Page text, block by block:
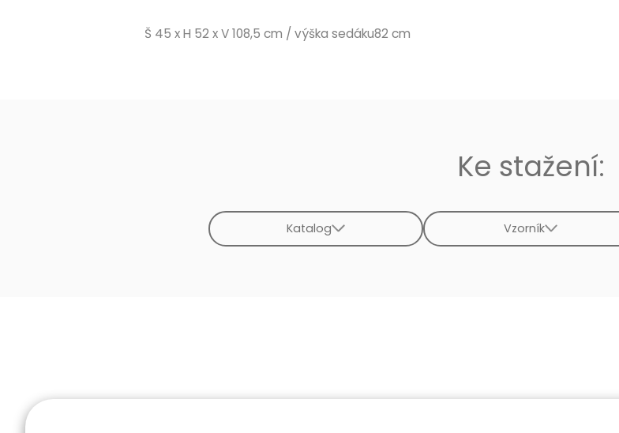
Š 45 x H 52 x V 108,5 cm / výška sedáku82 cm
Ke stažení:
Katalog Vzorník